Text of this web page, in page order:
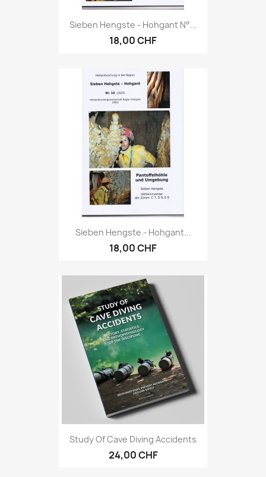
Sieben Hengste - Hohgant N°...
18,00 CHF
Sieben Hengste - Hohgant...
18,00 CHF
Study Of Cave Diving Accidents
24,00 CHF